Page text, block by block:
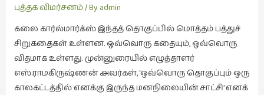
சிறிய
உண்மைகள்
சிறுகதை
(138)
வாசிப்பனுபவம்
புத்தக விமர்சனம்/ By admin
கலை கார்ல்மார்க்ஸ் இந்தத் தொகுப்பில் மொத்தம் பத்துச்
சிறுகதைகள் உள்ளன. ஒவ்வொரு கதையும், ஒவ்வொரு
விதமாக உள்ளது. முன்னுரையில் எழுத்தாளர்
எஸ்.ராமகிருஷ்ணன் அவர்கள், ‘ஒவ்வொரு தொகுப்பும் ஒரு
காலகட்டத்தில் எனக்கு இருந்த மனநிலையின் சாட்சி’ எனக்